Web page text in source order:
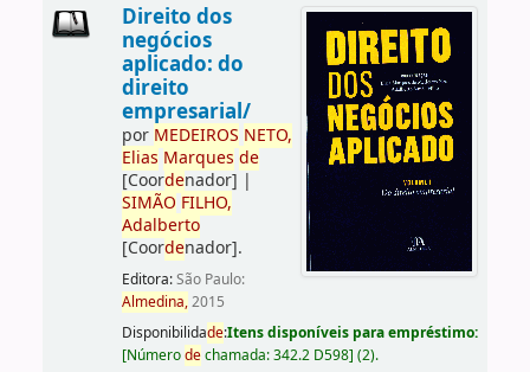
Direito dos
negócios
aplicado: do
direito
empresarial/
por MEDEIROS NETO,
Elias Marques de
[Coordenador] |
SIMÃO FILHO,
Adalberto
[Coordenador].
Editora:São Paulo:
Almedina,2015
Disponibilidade:Itens disponíveis para empréstimo:
[Númerodechamada:342.2 D598] (2).